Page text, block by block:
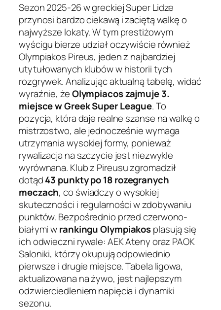
Sezon 2025-26 w greckiej Super Lidze
przynosi bardzo ciekawą i zaciętą walkę o
najwyższe lokaty. W tym prestiżowym
wyścigu bierze udział oczywiście również
Olympiakos Pireus, jeden z najbardziej
utytułowanych klubów w historii tych
rozgrywek. Analizując aktualną tabelę, widać
wyraźnie, żeOlympiacos zajmuje 3.
miejsce w Greek Super League. To
pozycja, która daje realne szanse na walkę o
mistrzostwo, ale jednocześnie wymaga
utrzymania wysokiej formy, ponieważ
rywalizacja na szczycie jest niezwykle
wyrównana. Klub z Pireusu zgromadził
dotąd43 punkty po 18 rozegranych
meczach, co świadczy o wysokiej
skuteczności i regularności w zdobywaniu
punktów. Bezpośrednio przed czerwono-
białymi wrankingu Olympiakosplasują się
ich odwieczni rywale: AEK Ateny oraz PAOK
Saloniki, którzy okupują odpowiednio
pierwsze i drugie miejsce. Tabela ligowa,
aktualizowana na żywo, jest najlepszym
odzwierciedleniem napięcia i dynamiki
sezonu.